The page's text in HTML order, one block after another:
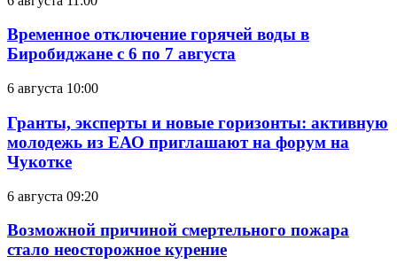
Временное отключение горячей воды в
Биробиджане с 6 по 7 августа
6 августа 10:00
Гранты, эксперты и новые горизонты: активную
молодежь из ЕАО приглашают на форум на
Чукотке
6 августа 09:20
Возможной причиной смертельного пожара
стало неосторожное курение